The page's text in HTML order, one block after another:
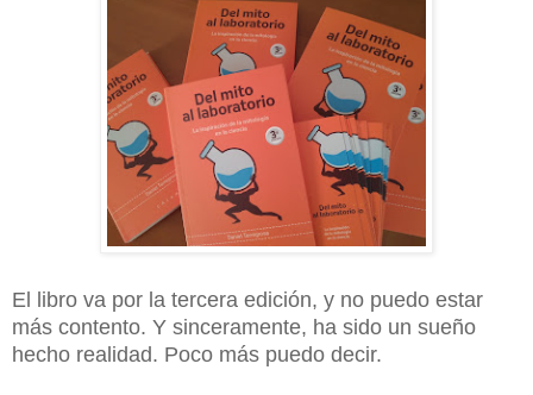
El libro va por la tercera edición, y no puedo estar
más contento. Y sinceramente, ha sido un sueño
hecho realidad. Poco más puedo decir.